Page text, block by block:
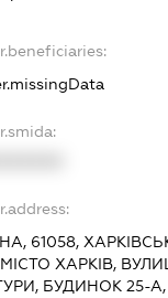
61058,
ХАРКІВ,
БУДИНОК 25-А,